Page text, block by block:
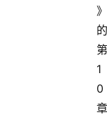
》
的
第
1
0
章